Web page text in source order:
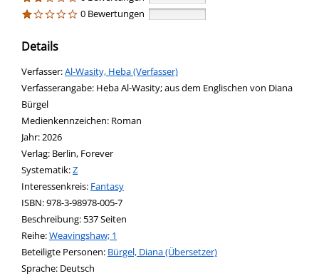
0 Bewertungen
Details
Verfasser:Suche nach diesem Verfasser
Al-Wasity, Heba (Verfasser)
Verfasserangabe: Heba Al-Wasity; aus dem Englischen von Diana
Bürgel
Medienkennzeichen: Roman
Jahr:2026
Verlag: Berlin, Forever
opens in new tab
Diesen Link in neuem Tab öffnen
Systematik:Suche nach dieser Systematik
Z
Interessenkreis: Suche nach diesem Interessenskreis
Fantasy
ISBN:978-3-98978-005-7
Beschreibung: 537 Seiten
Reihe:Weavingshaw; 1
Beteiligte Personen: Suche nach dieser Beteiligten Person
Bürgel, Diana (Übersetzer)
Sprache: Deutsch